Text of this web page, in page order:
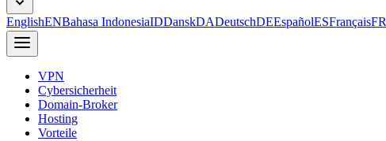
EnglishENBahasa IndonesiaIDDanskDADeutschDEEspañolESFrançaisFR
VPN
Cybersicherheit
Domain-Broker
Hosting
Vorteile